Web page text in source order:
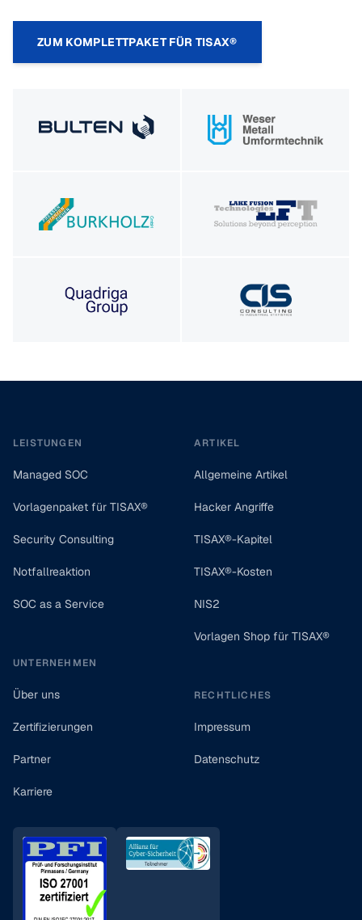
ZUM KOMPLETTPAKET FÜR TISAX®
LEISTUNGEN
Managed SOC
Vorlagenpaket für TISAX®
Security Consulting
Notfallreaktion
SOC as a Service
UNTERNEHMEN
Über uns
Zertifizierungen
Partner
Karriere
ARTIKEL
Allgemeine Artikel
Hacker Angriffe
TISAX®-Kapitel
TISAX®-Kosten
NIS2
Vorlagen Shop für TISAX®
RECHTLICHES
Impressum
Datenschutz